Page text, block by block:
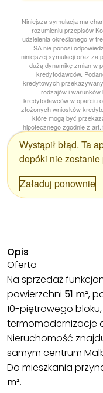
Opis
Oferta
Na sprzedaż
powierzchni 51 m²,
10-piętrowego
termomodernizację
Nieruchomość
samym centrum
Do mieszkania
m².